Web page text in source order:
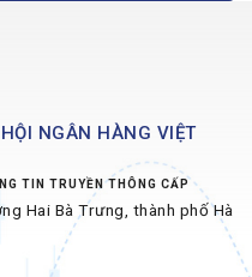
NGÂN HÀNG VIỆT
TIN TRUYỀN THÔNG CẤP
Hai Bà Trưng, thành phố Hà